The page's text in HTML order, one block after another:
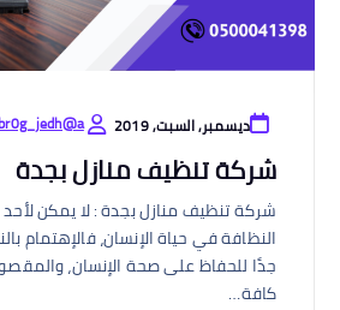
ديسمبر, السبت, 2019
شركة تنظيف منازل بجدة
شركة تنظيف منازل بجدة : لا يمكن
النظافة في حياة الإنسان، فالإهتمام
جدًا للحفاظ على صحة الإنسان،
كافة…